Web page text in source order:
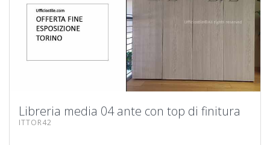
Libreria media 04 ante con top di finitura
ITTOR42